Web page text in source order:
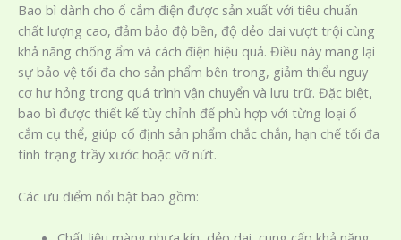
Bao bì dành cho ổ cắm điện được sản xuất với tiêu chuẩn
chất lượng cao, đảm bảo độ bền, độ dẻo dai vượt trội cùng
khả năng chống ẩm và cách điện hiệu quả. Điều này mang lại
sự bảo vệ tối đa cho sản phẩm bên trong, giảm thiểu nguy
cơ hư hỏng trong quá trình vận chuyển và lưu trữ. Đặc biệt,
bao bì được thiết kế tùy chỉnh để phù hợp với từng loại ổ
cắm cụ thể, giúp cố định sản phẩm chắc chắn, hạn chế tối đa
tình trạng trầy xước hoặc vỡ nứt.
Các ưu điểm nổi bật bao gồm: